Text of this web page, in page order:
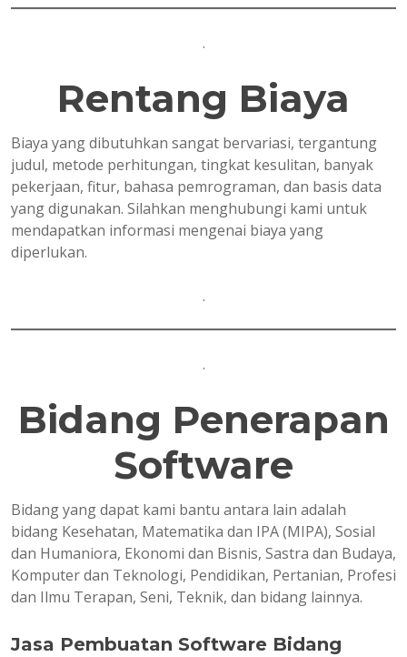
.
Rentang Biaya
Biaya yang dibutuhkan sangat bervariasi, tergantung
judul, metode perhitungan, tingkat kesulitan, banyak
pekerjaan, fitur, bahasa pemrograman, dan basis data
yang digunakan. Silahkan menghubungi kami untuk
mendapatkan informasi mengenai biaya yang
diperlukan.
.
.
Bidang Penerapan
Software
Bidang yang dapat kami bantu antara lain adalah
bidang Kesehatan, Matematika dan IPA (MIPA), Sosial
dan Humaniora, Ekonomi dan Bisnis, Sastra dan Budaya,
Komputer dan Teknologi, Pendidikan, Pertanian, Profesi
dan Ilmu Terapan, Seni, Teknik, dan bidang lainnya.
Jasa Pembuatan Software Bidang